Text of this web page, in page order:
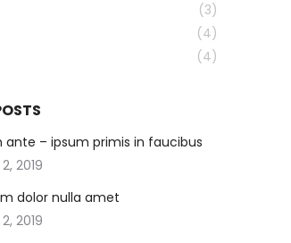
(3)
(4)
(4)
ante – ipsum primis in faucibus
2019
dolor nulla amet
2019